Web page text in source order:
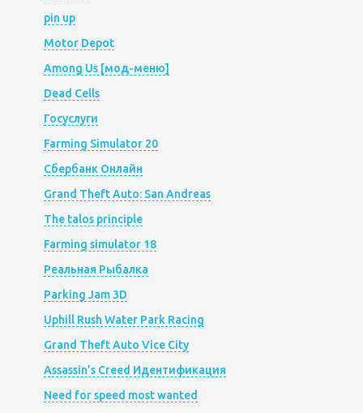
pin up
Motor Depot
Among Us [мод-меню]
Dead Cells
Госуслуги
Farming Simulator 20
Сбербанк Онлайн
Grand Theft Auto: San Andreas
The talos principle
Farming simulator 18
Реальная Рыбалка
Parking Jam 3D
Uphill Rush Water Park Racing
Grand Theft Auto Vice City
Assassin’s Creed Идентификация
Need for speed most wanted